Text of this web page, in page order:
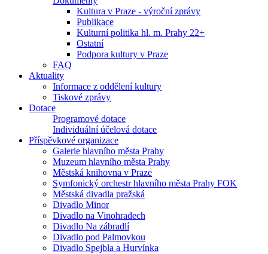
Kultura v Praze - výroční zprávy
Publikace
Kulturní politika hl. m. Prahy 22+
Ostatní
Podpora kultury v Praze
FAQ
Aktuality
Informace z oddělení kultury
Tiskové zprávy
Dotace
Programové dotace
Individuální účelová dotace
Příspěvkové organizace
Galerie hlavního města Prahy
Muzeum hlavního města Prahy
Městská knihovna v Praze
Symfonický orchestr hlavního města Prahy FOK
Městská divadla pražská
Divadlo Minor
Divadlo na Vinohradech
Divadlo Na zábradlí
Divadlo pod Palmovkou
Divadlo Spejbla a Hurvínka